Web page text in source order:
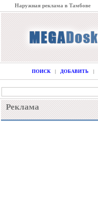
Наружная реклама в Тамбове
ПОИСК | ДОБАВИТЬ |
Реклама